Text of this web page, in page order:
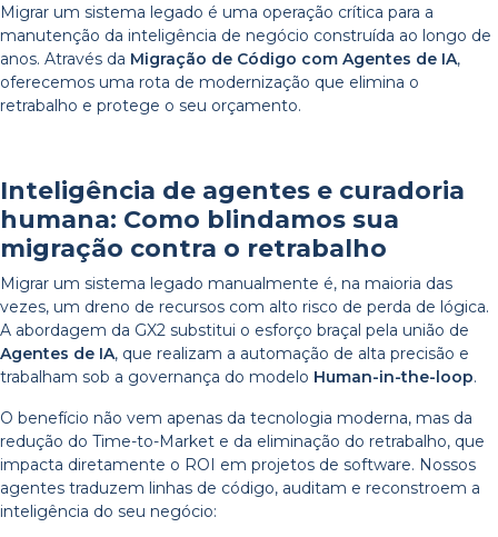
Migrar um sistema legado é uma operação crítica para a
manutenção da inteligência de negócio construída ao longo de
anos. Através da Migração de Código com Agentes de IA,
oferecemos uma rota de modernização que elimina o
retrabalho e protege o seu orçamento.
Inteligência de agentes e curadoria
humana: Como blindamos sua
migração contra o retrabalho
Migrar um sistema legado manualmente é, na maioria das
vezes, um dreno de recursos com alto risco de perda de lógica.
A abordagem da GX2 substitui o esforço braçal pela união de
Agentes de IA, que realizam a automação de alta precisão e
trabalham sob a governança do modelo Human-in-the-loop.
O benefício não vem apenas da tecnologia moderna, mas da
redução do Time-to-Market e da eliminação do retrabalho, que
impacta diretamente o ROI em projetos de software. Nossos
agentes traduzem linhas de código, auditam e reconstroem a
inteligência do seu negócio: